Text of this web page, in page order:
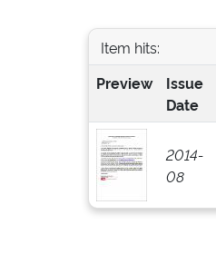
Item hits:
Preview
Issue
Date
2014-
08